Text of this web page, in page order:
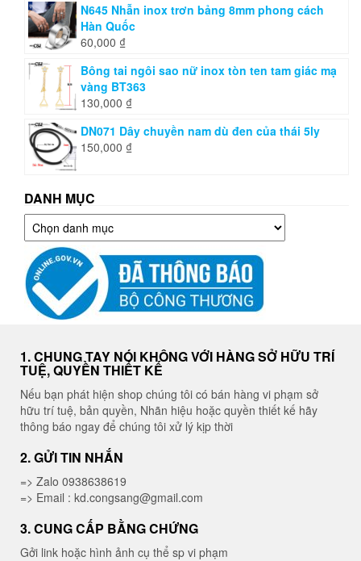
N645 Nhẫn inox trơn bảng 8mm phong cách
Hàn Quốc
60,000 ₫
Bông tai ngôi sao nữ inox tòn ten tam giác mạ
vàng BT363
130,000 ₫
DN071 Dây chuyền nam dù đen của thái 5ly
150,000 ₫
DANH MỤC
Danh
mục
1. CHUNG TAY NÓI KHÔNG VỚI HÀNG SỞ HỮU TRÍ
TUỆ, QUYỀN THIẾT KẾ
Nếu bạn phát hiện shop chúng tôi có bán hàng vi phạm sở
hữu trí tuệ, bản quyền, Nhãn hiệu hoặc quyền thiết kế hãy
thông báo ngay để chúng tôi xử lý kịp thời
2. GỬI TIN NHẮN
=> Zalo 0938638619
=> Email : kd.congsang@gmail.com
3. CUNG CẤP BẰNG CHỨNG
Gởi link hoặc hình ảnh cụ thể sp vi phạm